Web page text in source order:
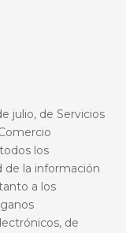
julio, de Servicios
todos los
de la información
a los
de